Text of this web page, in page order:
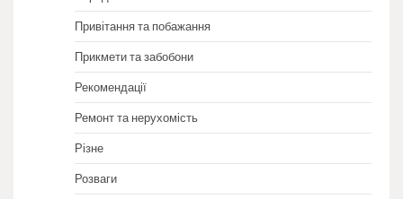
Привітання та побажання
Прикмети та забобони
Рекомендації
Ремонт та нерухомість
Різне
Розваги